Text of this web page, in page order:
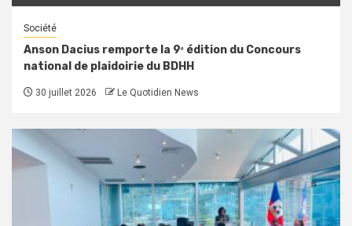
Société
Anson Dacius remporte la 9ᵉ édition du Concours
national de plaidoirie du BDHH
30 juillet 2026 Le Quotidien News